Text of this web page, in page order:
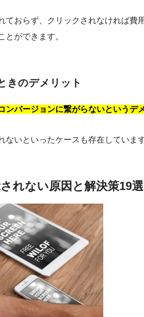
ておらず、クリックされなければ費
ができます。
きのデメリット
ンバージョンに繋がらないというデ
いといったケースも存在しています
れない原因と解決策19選